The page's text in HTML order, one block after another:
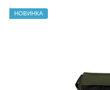
НОВИНКА